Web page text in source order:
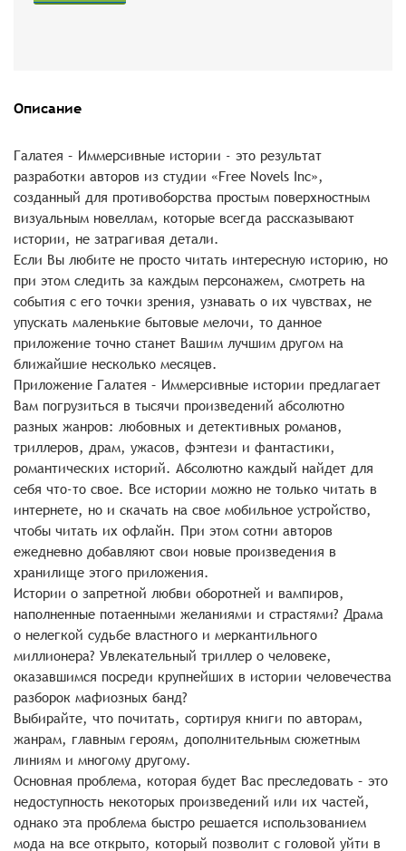
Описание
Галатея – Иммерсивные истории - это результат
разработки авторов из студии «Free Novels Inc»,
созданный для противоборства простым поверхностным
визуальным новеллам, которые всегда рассказывают
истории, не затрагивая детали.
Если Вы любите не просто читать интересную историю, но
при этом следить за каждым персонажем, смотреть на
события с его точки зрения, узнавать о их чувствах, не
упускать маленькие бытовые мелочи, то данное
приложение точно станет Вашим лучшим другом на
ближайшие несколько месяцев.
Приложение Галатея – Иммерсивные истории предлагает
Вам погрузиться в тысячи произведений абсолютно
разных жанров: любовных и детективных романов,
триллеров, драм, ужасов, фэнтези и фантастики,
романтических историй. Абсолютно каждый найдет для
себя что-то свое. Все истории можно не только читать в
интернете, но и скачать на свое мобильное устройство,
чтобы читать их офлайн. При этом сотни авторов
ежедневно добавляют свои новые произведения в
хранилище этого приложения.
Истории о запретной любви оборотней и вампиров,
наполненные потаенными желаниями и страстями? Драма
о нелегкой судьбе властного и меркантильного
миллионера? Увлекательный триллер о человеке,
оказавшимся посреди крупнейших в истории человечества
разборок мафиозных банд?
Выбирайте, что почитать, сортируя книги по авторам,
жанрам, главным героям, дополнительным сюжетным
линиям и многому другому.
Основная проблема, которая будет Вас преследовать – это
недоступность некоторых произведений или их частей,
однако эта проблема быстро решается использованием
мода на все открыто, который позволит с головой уйти в